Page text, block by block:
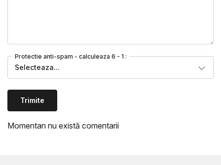
Protectie anti-spam - calculeaza 6 - 1 :
Selecteaza...
Trimite
Momentan nu există comentarii